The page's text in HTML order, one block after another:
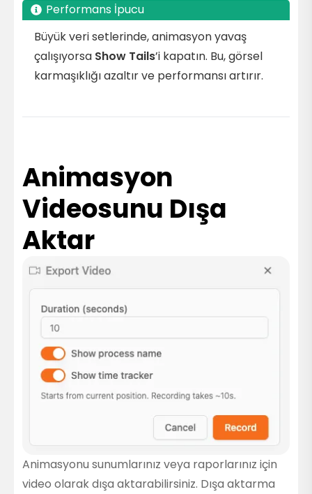
Performans İpucu
Büyük veri setlerinde, animasyon yavaş
çalışıyorsa Show Tails’i kapatın. Bu, görsel
karmaşıklığı azaltır ve performansı artırır.
Animasyonu sunumlarınız veya raporlarınız için
video olarak dışa aktarabilirsiniz. Dışa aktarma
Animasyon
Videosunu Dışa
Aktar